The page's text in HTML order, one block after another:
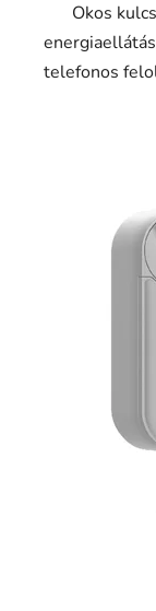
Okos
telefonos